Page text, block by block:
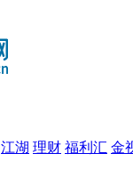
江湖 理财 福利汇 金